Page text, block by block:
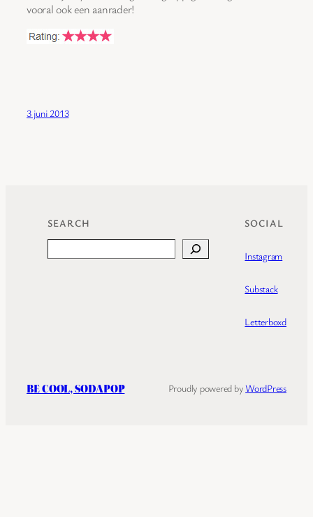
vooral ook een aanrader!
3 juni 2013
SEARCH SOCIAL
Instagram
Substack
Letterboxd
BE COOL, SODAPOP Proudly powered byWordPress